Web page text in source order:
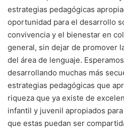
estrategias pedagógicas
oportunidad para el desarrollo
convivencia y el bienestar en
general, sin dejar de promover
del área de lenguaje.
desarrollando muchas más
estrategias pedagógicas que
riqueza que ya existe de
infantil y juvenil apropiados
que estas puedan ser